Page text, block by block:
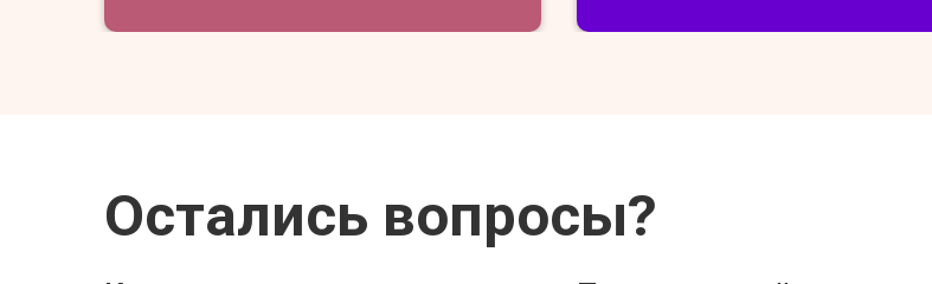
Остались вопросы?